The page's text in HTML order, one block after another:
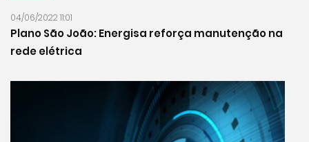
04/06/2022 11:01
Plano São João: Energisa reforça manutenção na
rede elétrica